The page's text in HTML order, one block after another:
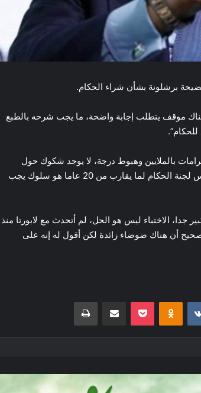
​برشلونة​ بشأن شراء الحكام.
هناك موقف يتطلب إجابة واضحة، ما يجب شرحه بالطبع
للحكام”.
بالملايين وهبوط درجة، لا يوجد شكوك حول
السداسية التي حققها برشلونة لكن حقيقة الدفع إلى نائب رئيس لجنة الحكام لما يقارب من 20 عاما هو سلوك يجب
جدا، الاختباء ليس هو الحل، لم أتحدث مع لابورتا منذ
أن هناك ضوضاء زائدة لكن أقول له إنه على
Odnoklassniki
‫Pocket مشاركة عبر البريد طباعة